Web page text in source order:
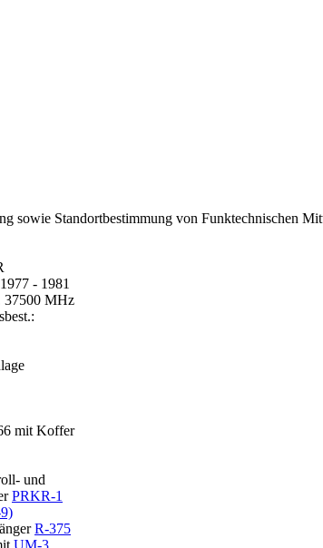
sowie Standortbestimmung von Funktechnischen
- 1981
37500 MHz
mit Koffer
und
PRKR-1
R-375
UM-3